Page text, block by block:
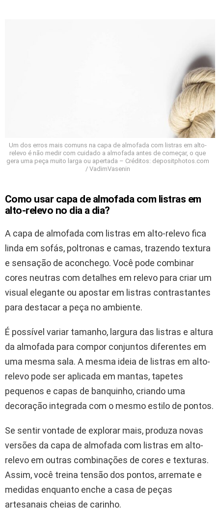
Um dos erros mais comuns na capa de almofada com listras em alto-
relevo é não medir com cuidado a almofada antes de começar, o que
gera uma peça muito larga ou apertada – Créditos: depositphotos.com
/ VadimVasenin
Como usar capa de almofada com listras em
alto-relevo no dia a dia?
A capa de almofada com listras em alto-relevo fica
linda em sofás, poltronas e camas, trazendo textura
e sensação de aconchego. Você pode combinar
cores neutras com detalhes em relevo para criar um
visual elegante ou apostar em listras contrastantes
para destacar a peça no ambiente.
É possível variar tamanho, largura das listras e altura
da almofada para compor conjuntos diferentes em
uma mesma sala. A mesma ideia de listras em alto-
relevo pode ser aplicada em mantas, tapetes
pequenos e capas de banquinho, criando uma
decoração integrada com o mesmo estilo de pontos.
Se sentir vontade de explorar mais, produza novas
versões da capa de almofada com listras em alto-
relevo em outras combinações de cores e texturas.
Assim, você treina tensão dos pontos, arremate e
medidas enquanto enche a casa de peças
artesanais cheias de carinho.